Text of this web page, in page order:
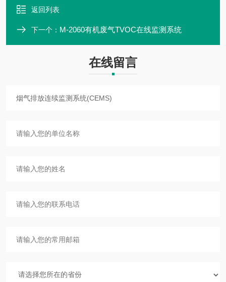
返回列表
下一个： M-2060有机废气TVOC在线监测系统
在线留言